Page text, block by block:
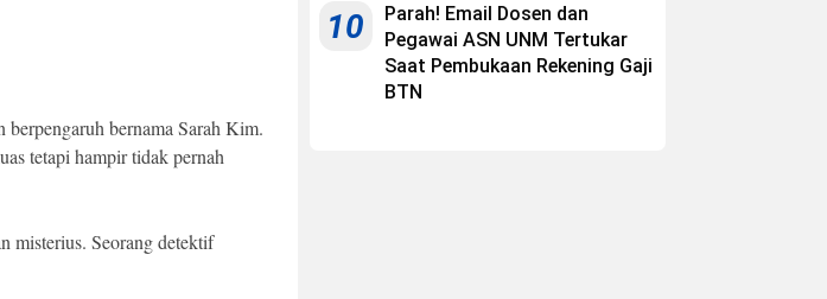
bernama Sarah Kim.
tetapi hampir tidak pernah
misterius. Seorang detektif
10
Parah! Email Dosen dan
Pegawai ASN UNM Tertukar
Saat Pembukaan Rekening Gaji
BTN